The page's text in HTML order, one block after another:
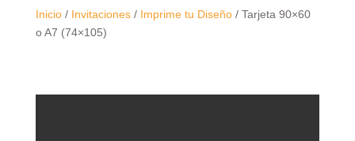
Inicio/ Invitaciones/ Imprime tu Diseño/ Tarjeta 90×60
o A7 (74×105)